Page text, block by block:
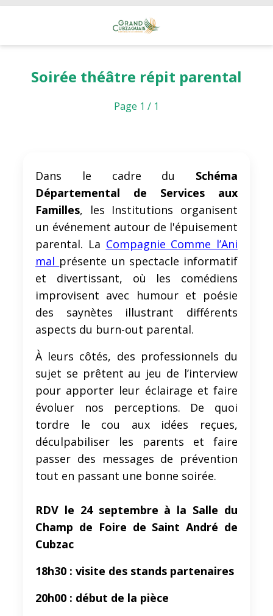
Soirée théâtre répit parental
Page 1 / 1
Dans le cadre du Schéma
Départemental de Services aux
Familles, les Institutions organisent
un événement autour de l'épuisement
parental. La Compagnie Comme l’Ani
mal présente un spectacle informatif
et divertissant, où les comédiens
improvisent avec humour et poésie
des saynètes illustrant différents
aspects du burn-out parental.
À leurs côtés, des professionnels du
sujet se prêtent au jeu de l’interview
pour apporter leur éclairage et faire
évoluer nos perceptions. De quoi
tordre le cou aux idées reçues,
déculpabiliser les parents et faire
passer des messages de prévention
tout en passant une bonne soirée.
RDV le 24 septembre à la Salle du
Champ de Foire de Saint André de
Cubzac
18h30 : visite des stands partenaires
20h00 : début de la pièce